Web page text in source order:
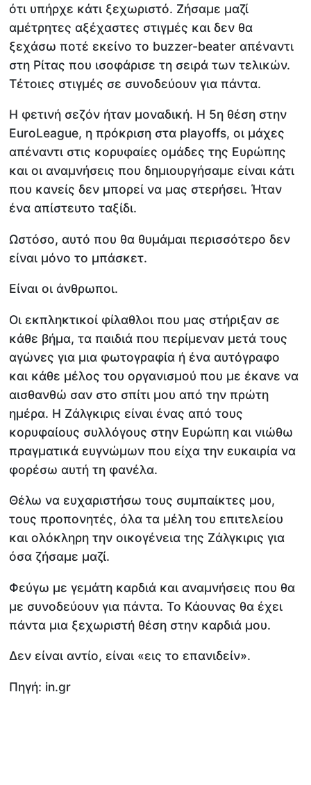
ότι υπήρχε κάτι ξεχωριστό. Ζήσαμε μαζί
αμέτρητες αξέχαστες στιγμές και δεν θα
ξεχάσω ποτέ εκείνο το buzzer-beater απέναντι
στη Ρίτας που ισοφάρισε τη σειρά των τελικών.
Τέτοιες στιγμές σε συνοδεύουν για πάντα.
Η φετινή σεζόν ήταν μοναδική. Η 5η θέση στην
EuroLeague, η πρόκριση στα playoffs, οι μάχες
απέναντι στις κορυφαίες ομάδες της Ευρώπης
και οι αναμνήσεις που δημιουργήσαμε είναι κάτι
που κανείς δεν μπορεί να μας στερήσει. Ήταν
ένα απίστευτο ταξίδι.
Ωστόσο, αυτό που θα θυμάμαι περισσότερο δεν
είναι μόνο το μπάσκετ.
Είναι οι άνθρωποι.
Οι εκπληκτικοί φίλαθλοι που μας στήριξαν σε
κάθε βήμα, τα παιδιά που περίμεναν μετά τους
αγώνες για μια φωτογραφία ή ένα αυτόγραφο
και κάθε μέλος του οργανισμού που με έκανε να
αισθανθώ σαν στο σπίτι μου από την πρώτη
ημέρα. Η Ζάλγκιρις είναι ένας από τους
κορυφαίους συλλόγους στην Ευρώπη και νιώθω
πραγματικά ευγνώμων που είχα την ευκαιρία να
φορέσω αυτή τη φανέλα.
Θέλω να ευχαριστήσω τους συμπαίκτες μου,
τους προπονητές, όλα τα μέλη του επιτελείου
και ολόκληρη την οικογένεια της Ζάλγκιρις για
όσα ζήσαμε μαζί.
Φεύγω με γεμάτη καρδιά και αναμνήσεις που θα
με συνοδεύουν για πάντα. Το Κάουνας θα έχει
πάντα μια ξεχωριστή θέση στην καρδιά μου.
Δεν είναι αντίο, είναι «εις το επανιδείν».
Πηγή: in.gr